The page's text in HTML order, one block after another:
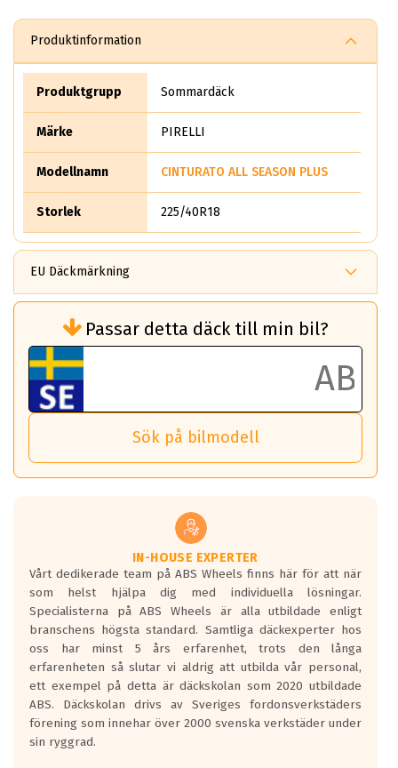
Produktinformation
Produktgrupp Sommardäck
Märke PIRELLI
Modellnamn CINTURATO ALL SEASON PLUS
Storlek 225/40R18
EU Däckmärkning
bränsleförbrukningen)
Det ska vara en betygsskala från klass A
till G för rullmotstånd.
Ett klass A däck kommer ha 6,5% bättre
bränsleförbrukning än ett klass G däck.
Det betyder att om man kör 10,000 km,
så sparar man 50 liter bränsle med ett
vilken körstil du använder.
Våtgrepp egenskaper:
Betygsskalan är satt A till F. Där A påvisar
den kortaste bromssträckan och F är den
längsta.
Inga D eller G betyg delas ut för
personbilar och lätta lastbilar.
Betyget sätts efter ett test där däcken
skall bromsa in på en väg där det ligger
0.5-1.5 mm vatten.
I 80km/h kommer skillnaden på
Passar detta däck till min bil?
Sök på bilmodell
IN-HOUSE EXPERTER
Vårt dedikerade team på ABS Wheels finns här för att när
som helst hjälpa dig med individuella lösningar.
Specialisterna på ABS Wheels är alla utbildade enligt
branschens högsta standard. Samtliga däckexperter hos
oss har minst 5 års erfarenhet, trots den långa
erfarenheten så slutar vi aldrig att utbilda vår personal,
ett exempel på detta är däckskolan som 2020 utbildade
ABS. Däckskolan drivs av Sveriges fordonsverkstäders
förening som innehar över 2000 svenska verkstäder under
sin ryggrad.